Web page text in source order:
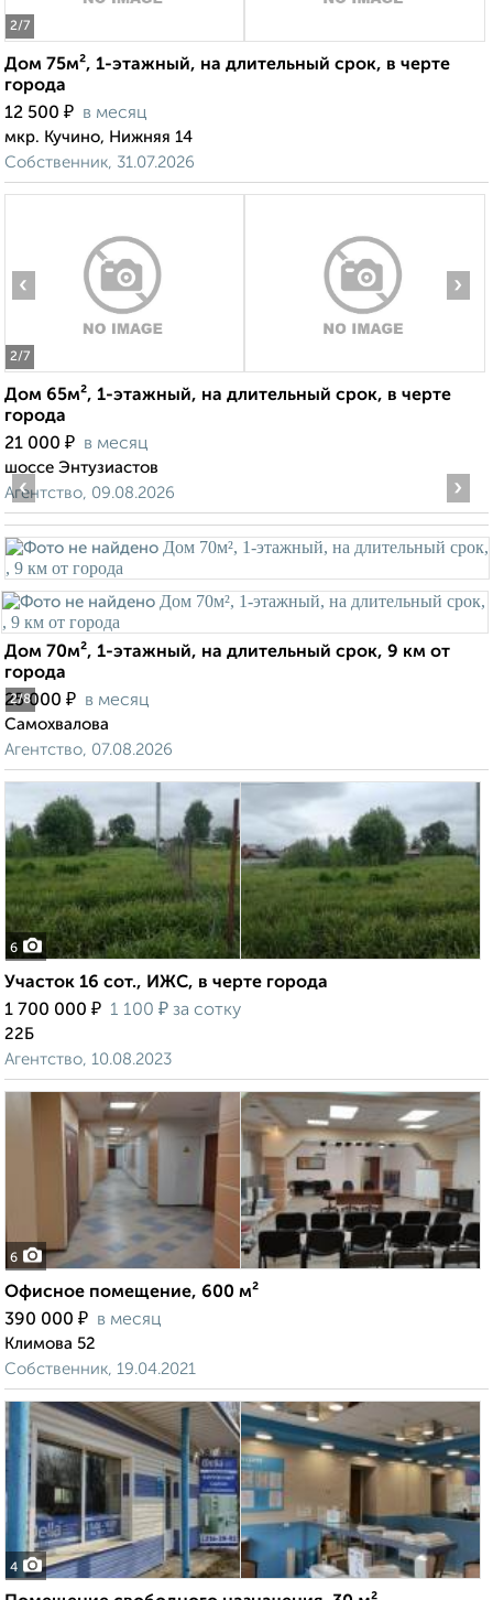
2/7
Дом 75м², 1-этажный, на длительный срок, в черте
города
12 500 ₽ в месяц
мкр. Кучино, Нижняя 14
Собственник, 31.07.2026
2/7
‹ ›
Дом 65м², 1-этажный, на длительный срок, в черте
города
21 000 ₽ в месяц
шоссе Энтузиастов
Агентство, 09.08.2026
2/8
‹ ›
Дом 70м², 1-этажный, на длительный срок, 9 км от
города
25 000 ₽ в месяц
Самохвалова
Агентство, 07.08.2026
6
Участок 16 сот., ИЖС, в черте города
1 700 000 ₽ 1 100 ₽ за сотку
22Б
Агентство, 10.08.2023
6
Офисное помещение, 600 м²
390 000 ₽ в месяц
Климова 52
Собственник, 19.04.2021
4